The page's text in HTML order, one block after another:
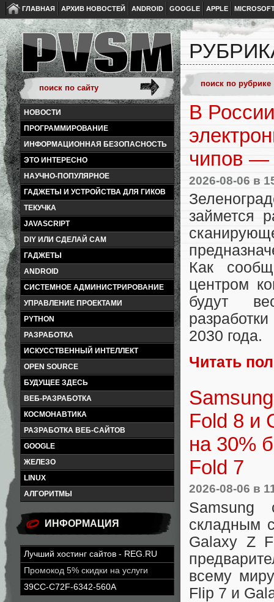
ГЛАВНАЯ АРХИВ НОВОСТЕЙ ANDROID GOOGLE APPLE
НОВОСТИ
ПРОГРАММИРОВАНИЕ
ИНФОРМАЦИОННАЯ БЕЗОПАСНОСТЬ
ЭТО ИНТЕРЕСНО
НАУЧНО-ПОПУЛЯРНОЕ
ГАДЖЕТЫ И УСТРОЙСТВА ДЛЯ ГИКОВ
ТЕКУЧКА
JAVASCRIPT
DIY ИЛИ СДЕЛАЙ САМ
ГАДЖЕТЫ
ANDROID
СИСТЕМНОЕ АДМИНИСТРИРОВАНИЕ
УПРАВЛЕНИЕ ПРОЕКТАМИ
PYTHON
РАЗРАБОТКА
ИСКУССТВЕННЫЙ ИНТЕЛЛЕКТ
OPEN SOURCE
БУДУЩЕЕ ЗДЕСЬ
ВЕБ-РАЗРАБОТКА
КОСМОНАВТИКА
РАЗРАБОТКА ВЕБ-САЙТОВ
GOOGLE
ЖЕЛЕЗО
LINUX
АЛГОРИТМЫ
ИНФОРМАЦИЯ
Лучший хостинг сайтов - REG.RU
Промокод 5% скидки на услуги
39CC-C72F-6342-560A
В
чипов —
2026-08-06 в
займется
Как
центром
будут
2030 года.
Читать
Fold 8 и
на 30%
Fold 7
2026-08-06 в
складным
Galaxy Z
всему
Flip 7 и